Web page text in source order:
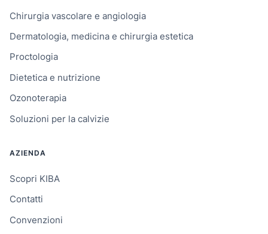
Chirurgia vascolare e angiologia
Dermatologia, medicina e chirurgia estetica
Proctologia
Dietetica e nutrizione
Ozonoterapia
Soluzioni per la calvizie
AZIENDA
Scopri KIBA
Contatti
Convenzioni